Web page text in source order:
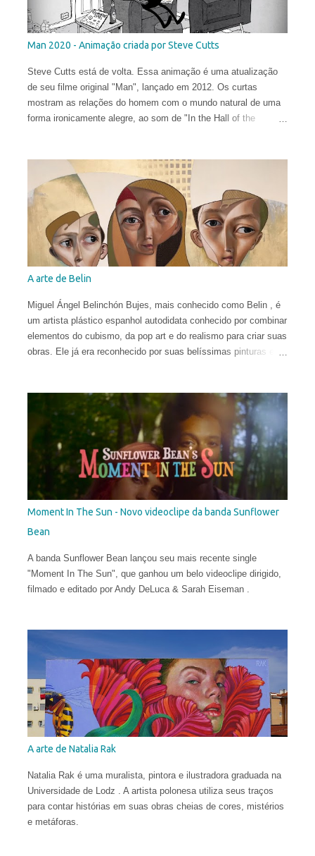
Man 2020 - Animação criada por Steve Cutts
Steve Cutts está de volta. Essa animação é uma atualização
de seu filme original "Man", lançado em 2012. Os curtas
mostram as relações do homem com o mundo natural de uma
forma ironicamente alegre, ao som de "In the Hall of the
A arte de Belin
Miguel Ángel Belinchón Bujes, mais conhecido como Belin , é
um artista plástico espanhol autodidata conhecido por combinar
elementos do cubismo, da pop art e do realismo para criar suas
obras. Ele já era reconhecido por suas belíssimas pinturas e
partir de técnicas de spray, viraram referência no mundo
eclético da arte. Porém, em sua fase atual, quebrar as regras
da proporção é sua maior fonte de inspiração e isso o leva a
explorar uma arte mais subjetiva. Belin gosta de definir esse
experimento como "pós-neo-cubismo".
Moment In The Sun - Novo videoclipe da banda Sunflower
Bean
A banda Sunflower Bean lançou seu mais recente single
"Moment In The Sun", que ganhou um belo videoclipe dirigido,
filmado e editado por Andy DeLuca & Sarah Eiseman .
A arte de Natalia Rak
Natalia Rak é uma muralista, pintora e ilustradora graduada na
Universidade de Lodz . A artista polonesa utiliza seus traços
para contar histórias em suas obras cheias de cores, mistérios
e metáforas.